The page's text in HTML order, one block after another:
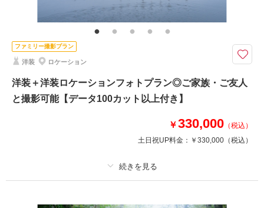
白無垢＋色打掛での撮影プラン
福島県内であれば出張料無料で撮影可能！
このプランで撮影可能な撮影レポート
撮影日：2025年10月30日
相談予約する
ファミリー撮影プラン
洋装 ロケーション
洋装＋洋装ロケーションフォトプラン◎ご家族・ご友人
と撮影可能【データ100カット以上付き】
￥330,000 （税込）
土日祝UP料金： ￥330,000 （税込）